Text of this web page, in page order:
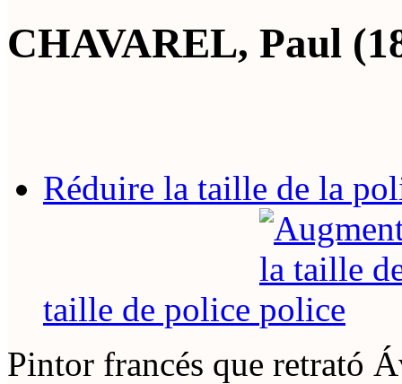
CHAVAREL, Paul
Réduire la taille de la
taille de police
Pintor francés que retrató